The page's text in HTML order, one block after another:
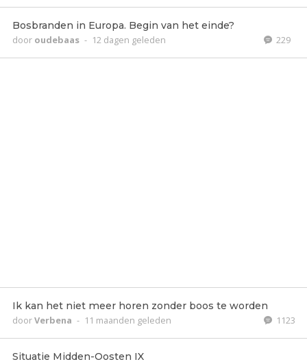
Bosbranden in Europa. Begin van het einde?
door oudebaas - 12 dagen geleden 229
Ik kan het niet meer horen zonder boos te worden
doorVerbena - 11 maanden geleden 1123
Situatie Midden-Oosten IX